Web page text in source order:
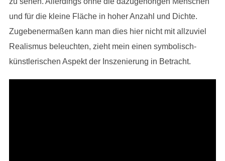
und für die kleine Fläche in hoher Anzahl und Dichte.
Zugebenermaßen kann man dies hier nicht mit allzuviel
Realismus beleuchten, zieht mein einen symbolisch-
künstlerischen Aspekt der Inszenierung in Betracht.